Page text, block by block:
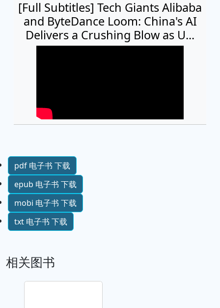
[Full Subtitles] Tech Giants Alibaba
and ByteDance Loom: China's AI
Delivers a Crushing Blow as U...
pdf 电子书 下载
epub 电子书 下载
mobi 电子书 下载
txt 电子书 下载
相关图书